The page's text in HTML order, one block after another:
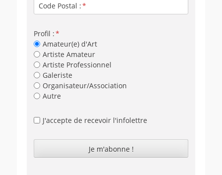
Code Postal :
Profil :
Amateur(e) d'Art
Artiste Amateur
Artiste Professionnel
Galeriste
Organisateur/Association
Autre
J'accepte de recevoir l'infolettre